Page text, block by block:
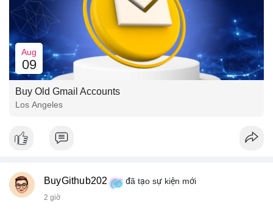
Aug
09
Buy Old Gmail Accounts
Los Angeles
BuyGithub202 đã tạo sự kiện mới
2 giờ